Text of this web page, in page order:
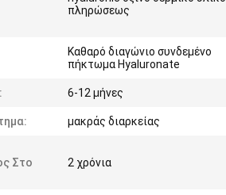
πληρώσεως
Καθαρό διαγώνιο συνδεμένο
πήκτωμα Hyaluronate
6-12 μήνες
μακράς διαρκείας
Στο
2 χρόνια